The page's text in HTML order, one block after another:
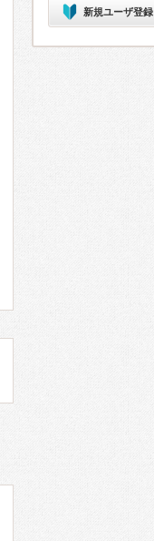
新規ユーザ登録